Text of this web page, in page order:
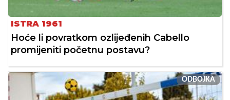
ISTRA 1961
Hoće li povratkom ozlijeđenih Cabello
promijeniti početnu postavu?
ODBOJKA